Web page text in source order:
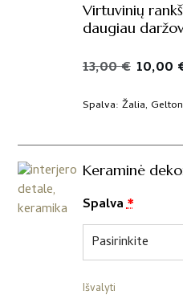
Virtuvinių
daugiau
13,00€
was:
10,00
Spalva Žalia,
Keraminė
Spalva*
Išvalyti